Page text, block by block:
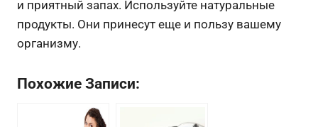
и приятный запах. Используйте натуральные
продукты. Они принесут еще и пользу вашему
организму.
Похожие Записи: